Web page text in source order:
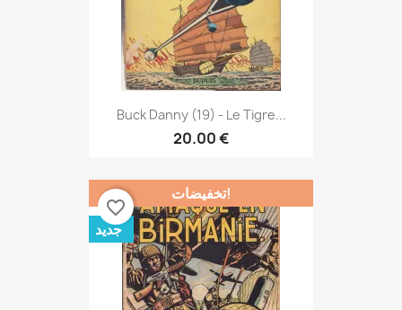
Buck Danny (19) - Le Tigre...
20.00 €
تخفيضات!
جديد
favorite_border